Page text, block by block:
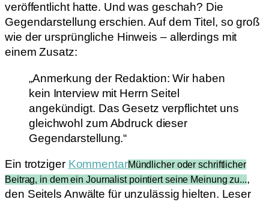
veröffentlicht hatte. Und was geschah? Die
Gegendarstellung erschien. Auf dem Titel, so groß
wie der ursprüngliche Hinweis – allerdings mit
einem Zusatz:
„Anmerkung der Redaktion: Wir haben
kein Interview mit Herrn Seitel
angekündigt. Das Gesetz verpflichtet uns
gleichwohl zum Abdruck dieser
Gegendarstellung.“
Ein trotziger KommentarMündlicher oder schriftlicher
Beitrag, in dem ein Journalist pointiert seine Meinung zu...,
den Seitels Anwälte für unzulässig hielten. Leser